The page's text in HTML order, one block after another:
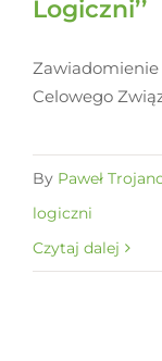
Logiczni’’
Zawiadomienie
Celowego
By Paweł
logiczni
Czytaj dalej